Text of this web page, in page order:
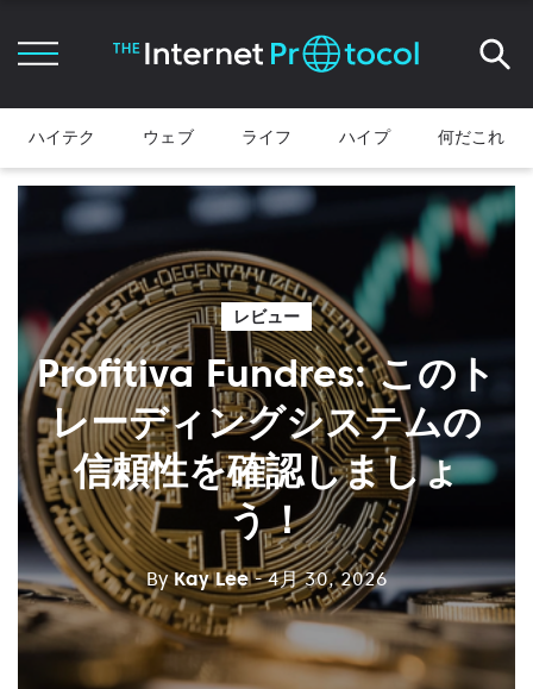
ハイテク ウェブ ライフ ハイプ 何だこれ
レビュー
Profitiva Fundres: このト
レーディングシステムの
信頼性を確認しましょ
う！
ByKay Lee - 4月 30, 2026